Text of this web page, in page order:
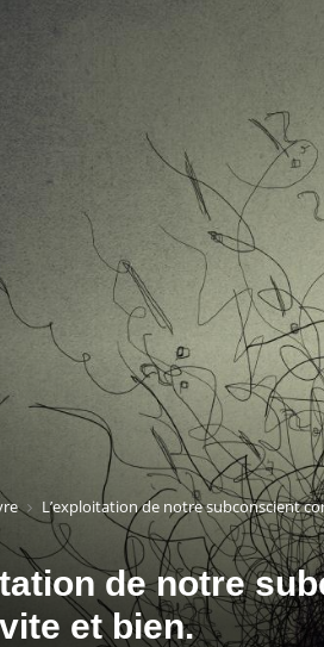
L’exploitation de notre subconscient
de notre
et bien.